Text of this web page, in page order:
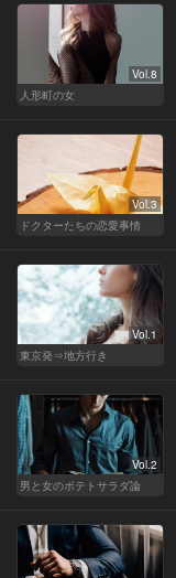
Vol.8
人形町の女
Vol.3
ドクターたちの恋愛事情
Vol.1
東京発⇒地方行き
Vol.2
男と女のポテトサラダ論